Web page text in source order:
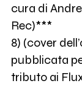
cura di
Rec)***
8) (cover
pubblicata
tributo ai